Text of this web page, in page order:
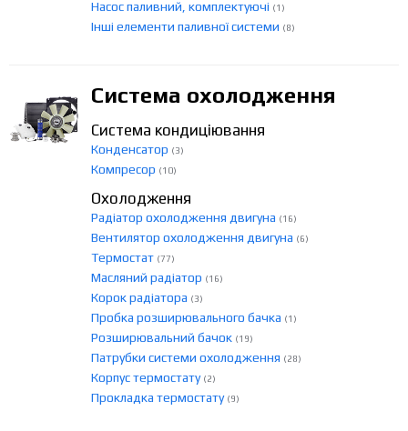
Насос паливний, комплектуючі (1)
Інші елементи паливної системи (8)
Система охолодження
Система кондиціювання
Конденсатор (3)
Компресор (10)
Охолодження
Радіатор охолодження двигуна (16)
Вентилятор охолодження двигуна (6)
Термостат (77)
Масляний радіатор (16)
Корок радіатора (3)
Пробка розширювального бачка (1)
Розширювальний бачок (19)
Патрубки системи охолодження (28)
Корпус термостату (2)
Прокладка термостату (9)